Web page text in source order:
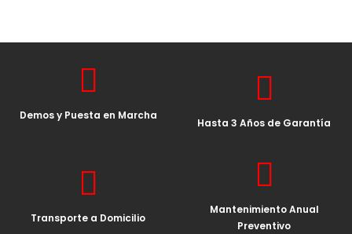
Demos y Puesta en Marcha
Hasta 3 Años de Garantía
Transporte a Domicilio
Mantenimiento Anual
Preventivo